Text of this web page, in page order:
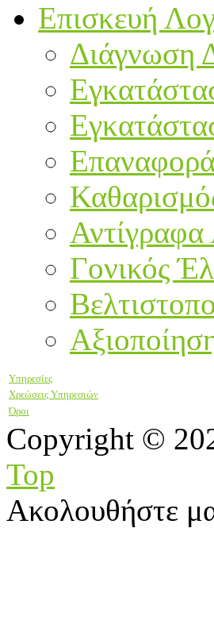
Επισκευή
Διάγνωση
Γονικός
Υπηρεσίες
Χρεώσεις Υπηρεσιών
Όροι
Copyright ©
Top
Ακολουθήστε